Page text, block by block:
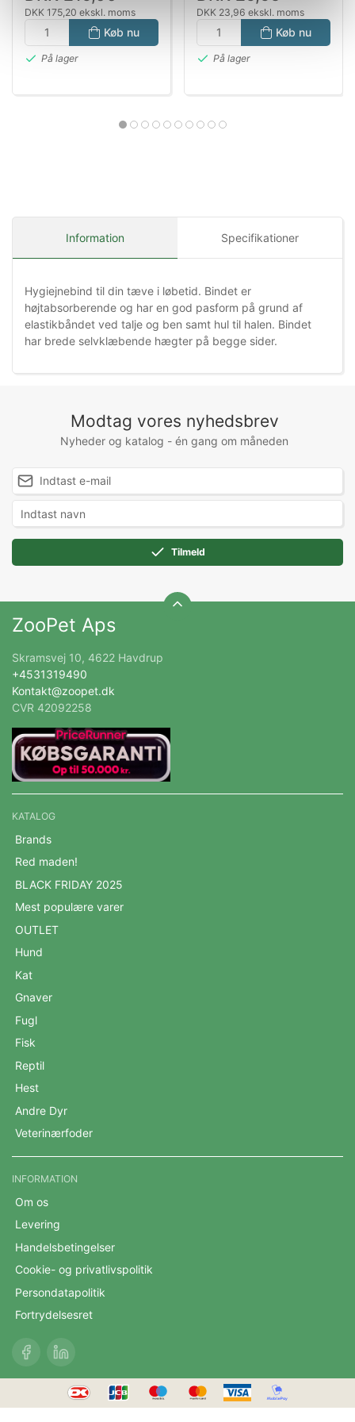
DKK 175,20 ekskl. moms
Køb nu
På lager
DKK 23,96 ekskl. moms
Køb nu
På lager
Information Specifikationer
Hygiejnebind til din tæve i løbetid. Bindet er
højtabsorberende og har en god pasform på grund af
elastikbåndet ved talje og ben samt hul til halen. Bindet
har brede selvklæbende hægter på begge sider.
Modtag vores nyhedsbrev
Nyheder og katalog - én gang om måneden
Tilmeld
ZooPet Aps
Skramsvej 10, 4622 Havdrup
+4531319490
Kontakt@zoopet.dk
CVR 42092258
KATALOG
Brands
Red maden!
BLACK FRIDAY 2025
Mest populære varer
OUTLET
Hund
Kat
Gnaver
Fugl
Fisk
Reptil
Hest
Andre Dyr
Veterinærfoder
INFORMATION
Om os
Levering
Handelsbetingelser
Cookie- og privatlivspolitik
Persondatapolitik
Fortrydelsesret